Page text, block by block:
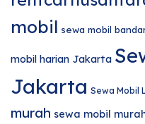
mobil sewa mobil
mobil harian Jakarta
Jakarta Sewa Mobil
murah sewa mobil